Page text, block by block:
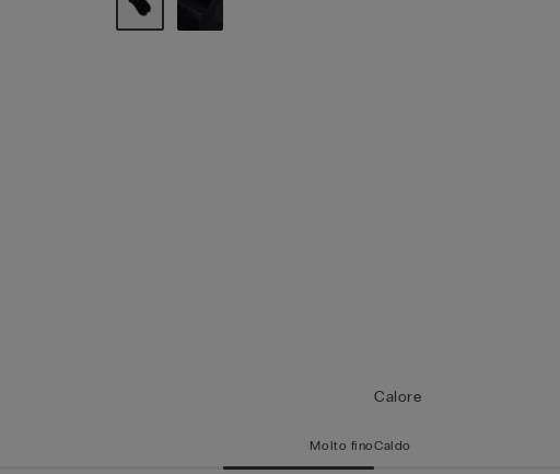
Molto fino
Calore
Caldo